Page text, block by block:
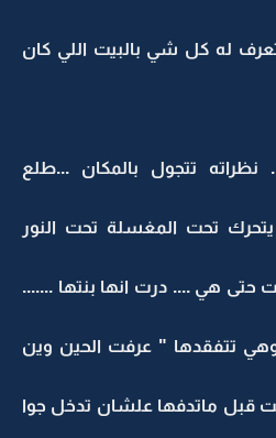
له كل شي بالبيت اللي كان
نظراته تتجول بالمكان ...طلع
تحت المغسلة تحت النور
حتى هي .... درت انها بنتها .......
تتفقدها " عرفت الحين وين
قبل ماتدفها علشان تدخل جوا